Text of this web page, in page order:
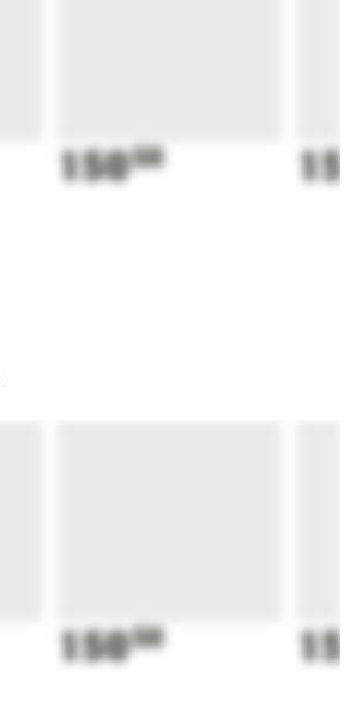
15050
15050